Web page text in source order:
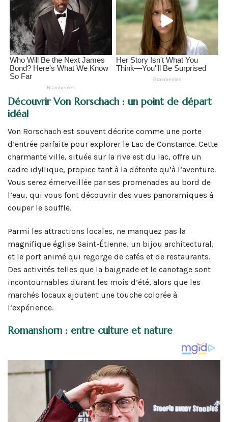
Découvrir Von Rorschach : un point de départ
idéal
Von Rorschach est souvent décrite comme une porte
d’entrée parfaite pour explorer le Lac de Constance. Cette
charmante ville, située sur la rive est du lac, offre un
cadre idyllique, propice tant à la détente qu’à l’aventure.
Vous serez émerveillée par ses promenades au bord de
l’eau, qui vous font découvrir des vues panoramiques à
couper le souffle.
Parmi les attractions locales, ne manquez pas la
magnifique église Saint-Étienne, un bijou architectural,
et le port animé qui regorge de cafés et de restaurants.
Des activités telles que la baignade et le canotage sont
incontournables durant les mois d’été, alors que les
marchés locaux ajoutent une touche colorée à
l’expérience.
Romanshorn : entre culture et nature